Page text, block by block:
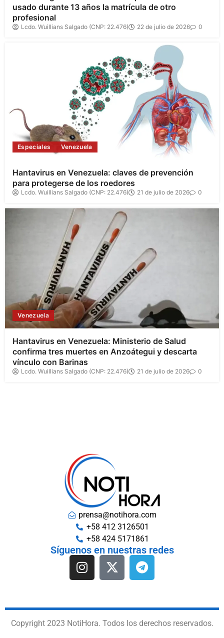
usado durante 13 años la matrícula de otro
profesional
Lcdo. Wuillians Salgado (CNP: 22.476) 22 de julio de 2026 0
Especiales Venezuela
Hantavirus en Venezuela: claves de prevención
para protegerse de los roedores
Lcdo. Wuillians Salgado (CNP: 22.476) 21 de julio de 2026 0
Venezuela
Hantavirus en Venezuela: Ministerio de Salud
confirma tres muertes en Anzoátegui y descarta
vínculo con Barinas
Lcdo. Wuillians Salgado (CNP: 22.476) 21 de julio de 2026 0
prensa@notihora.com
+58 412 3126501
+58 424 5171861
Síguenos en nuestras redes
Copyright 2023 NotiHora. Todos los derechos reservados.